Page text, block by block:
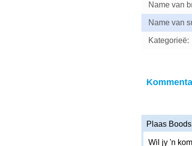
Name van
Name van
Kategorieë:
Plaas
Wil jy 'n